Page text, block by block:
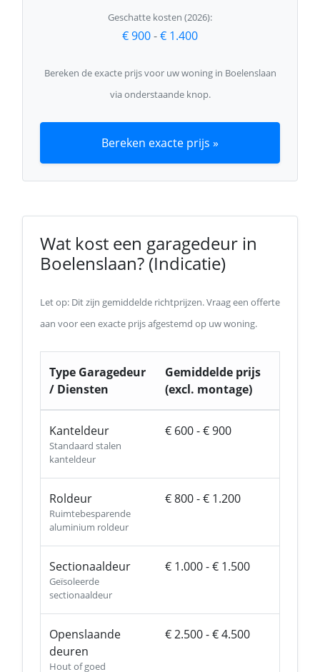
Geschatte kosten (2026):
€ 900-€ 1.400
Bereken de exacte prijs voor uw woning in Boelenslaan
via onderstaande knop.
Bereken exacte prijs »
Wat kost een garagedeur in
Boelenslaan? (Indicatie)
Let op: Dit zijn gemiddelde richtprijzen. Vraag een offerte
aan voor een exacte prijs afgestemd op uw woning.
Type Garagedeur
/ Diensten
Gemiddelde prijs
(excl. montage)
Kanteldeur
Standaard stalen
kanteldeur
€ 600 - € 900
Roldeur
Ruimtebesparende
aluminium roldeur
€ 800 - € 1.200
Sectionaaldeur
Geïsoleerde
sectionaaldeur
€ 1.000 - € 1.500
Openslaande
deuren
Hout of goed
€ 2.500 - € 4.500